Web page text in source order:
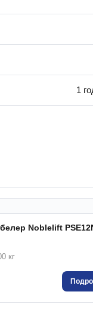
1
Noblelift
кг